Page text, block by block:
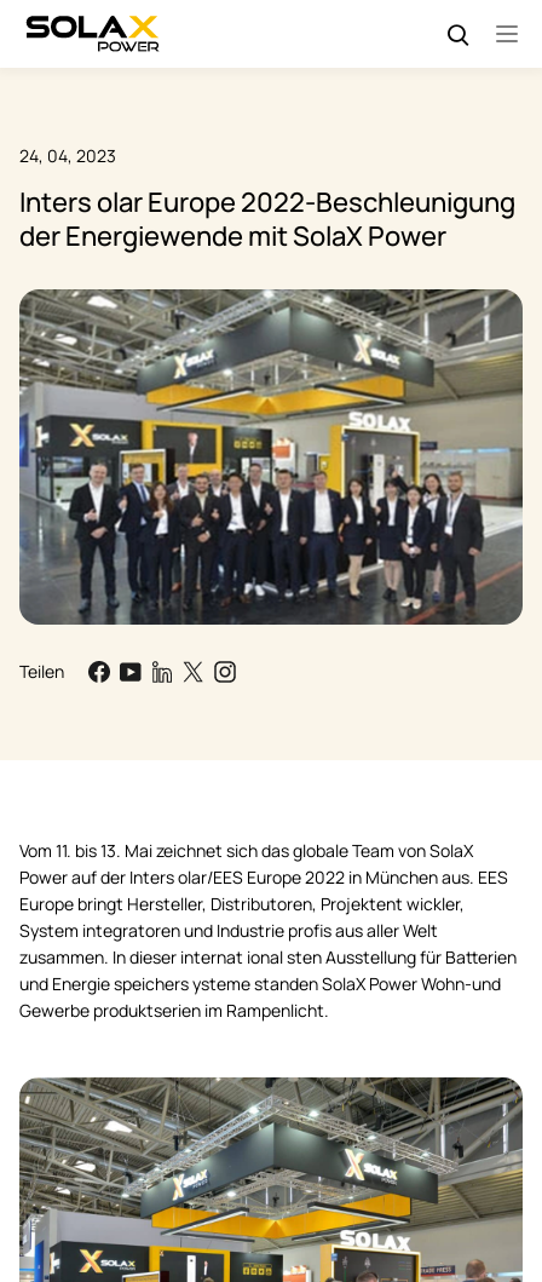
24, 04, 2023
Inters olar Europe 2022-Beschleunigung
der Energiewende mit SolaX Power
Teilen
Vom 11. bis 13. Mai zeichnet sich das globale Team von SolaX
Power auf der Inters olar/EES Europe 2022 in München aus. EES
Europe bringt Hersteller, Distributoren, Projektent wickler,
System integratoren und Industrie profis aus aller Welt
zusammen. In dieser internat ional sten Ausstellung für Batterien
und Energie speichers ysteme standen SolaX Power Wohn-und
Gewerbe produktserien im Rampenlicht.